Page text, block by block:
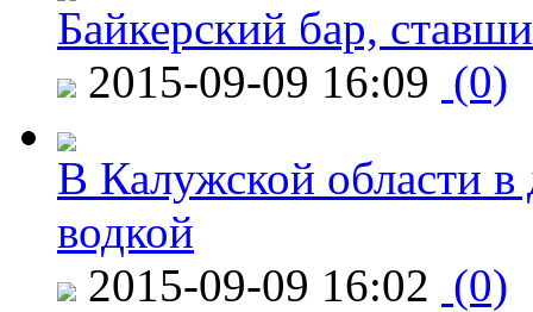
Байкерский бар,
2015-09-09 16:09 (0)
В Калужской области в
водкой
2015-09-09 16:02 (0)